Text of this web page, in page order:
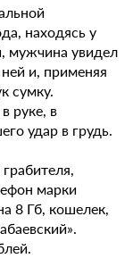
находясь у
мужчина увидел
и, применяя
сумку.
руке, в
удар в грудь.
марки
8 Гб, кошелек,